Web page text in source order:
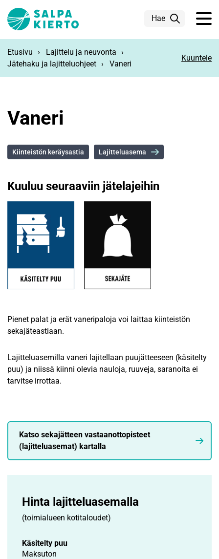
Hae
Etusivu
Lajittelu ja neuvonta
Jätehaku ja lajitteluohjeet
Vaneri
Kuuntele
Vaneri
Kiinteistön keräysastia Lajitteluasema
Kuuluu seuraaviin jätelajeihin
Pienet palat ja erät vaneripaloja voi laittaa kiinteistön
sekajäteastiaan.
Lajitteluasemilla vaneri lajitellaan puujätteeseen (käsitelty
puu) ja niissä kiinni olevia nauloja, ruuveja, saranoita ei
tarvitse irrottaa.
Katso sekajätteen vastaanottopisteet
(lajitteluasemat) kartalla
Hinta lajittelu­asemalla
(toimialueen kotitaloudet)
Käsitelty puu
Maksuton